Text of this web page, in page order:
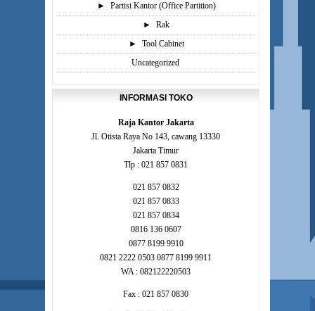
►
Partisi Kantor (Office Partition)
►
Rak
►
Tool Cabinet
Uncategorized
INFORMASI TOKO
Raja Kantor Jakarta
Jl. Otista Raya No 143, cawang 13330
Jakarta Timur
Tlp : 021 857 0831
021 857 0832
021 857 0833
021 857 0834
0816 136 0607
0877 8199 9910
0821 2222 0503 0877 8199 9911
WA : 082122220503
Fax : 021 857 0830